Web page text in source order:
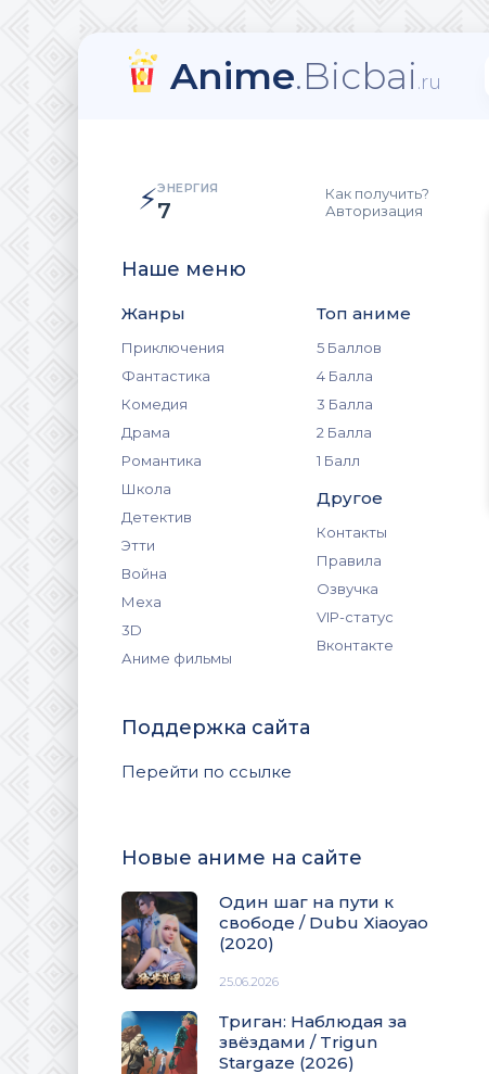
Anime.Bicbai.ru
⚡ЭНЕРГИЯ
7
Как получить?
Авторизация
Наше меню
Жанры
Приключения
Фантастика
Комедия
Драма
Романтика
Школа
Детектив
Этти
Война
Меха
3D
Аниме фильмы
Топ аниме
5 Баллов
4 Балла
3 Балла
2 Балла
1 Балл
Другое
Контакты
Правила
Озвучка
VIP-статус
Вконтакте
Поддержка сайта
Перейти по ссылке
Новые аниме на сайте
Один шаг на пути к
свободе / Dubu Xiaoyao
(2020)
25.06.2026
Триган: Наблюдая за
звёздами / Trigun
Stargaze (2026)